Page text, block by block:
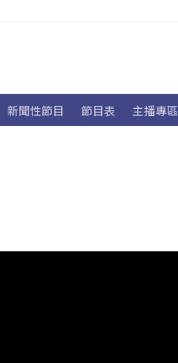
新聞性節目 節目表 主播專區